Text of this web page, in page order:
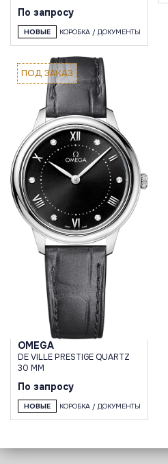
По запросу
НОВЫЕ КОРОБКА / ДОКУМЕНТЫ
ПОД ЗАКАЗ
OMEGA
DE VILLE PRESTIGE QUARTZ
30 MM
По запросу
НОВЫЕ КОРОБКА / ДОКУМЕНТЫ